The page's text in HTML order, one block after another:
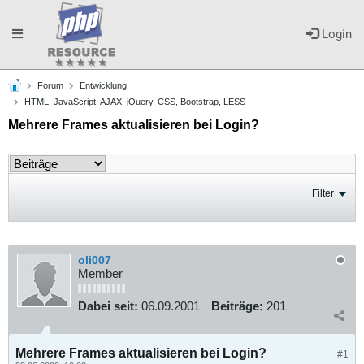
Login
Toggle
navigation
Forum
Entwicklung
HTML, JavaScript, AJAX, jQuery, CSS, Bootstrap, LESS
Mehrere Frames aktualisieren bei Login?
Filter
oli007
Member
Dabei seit: 06.09.2001 Beiträge: 201
#1
Mehrere Frames aktualisieren bei Login?